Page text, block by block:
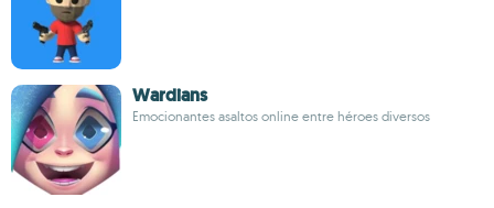
Wardians
Emocionantes asaltos online entre héroes diversos